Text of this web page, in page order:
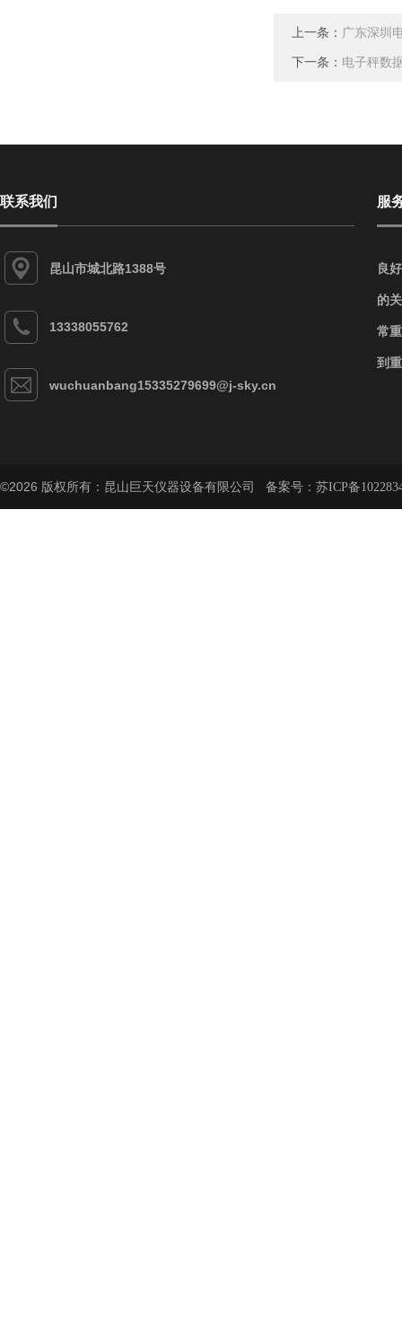
上一条： 广东深圳
下一条： 电子秤数
联系我们
昆山市城北路1388号
13338055762
wuchuanbang15335279699@j-sky.cn
服
良
的
常
到
©2026 版权所有：昆山巨天仪器设备有限公司 备案号： 苏ICP备